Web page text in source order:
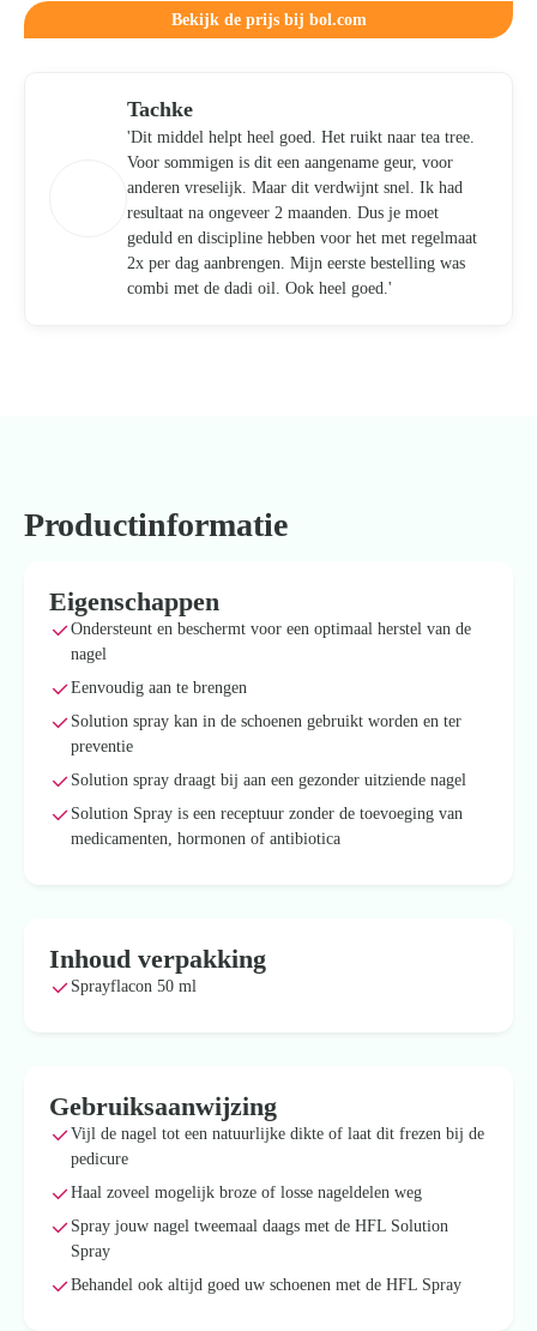
Bekijk de prijs bij bol.com
Tachke
'Dit middel helpt heel goed. Het ruikt naar tea tree.
Voor sommigen is dit een aangename geur, voor
anderen vreselijk. Maar dit verdwijnt snel. Ik had
resultaat na ongeveer 2 maanden. Dus je moet
geduld en discipline hebben voor het met regelmaat
2x per dag aanbrengen. Mijn eerste bestelling was
combi met de dadi oil. Ook heel goed.'
Productinformatie
Eigenschappen
Ondersteunt en beschermt voor een optimaal herstel van de
nagel
Eenvoudig aan te brengen
Solution spray kan in de schoenen gebruikt worden en ter
preventie
Solution spray draagt bij aan een gezonder uitziende nagel
Solution Spray is een receptuur zonder de toevoeging van
medicamenten, hormonen of antibiotica
Inhoud verpakking
Sprayflacon 50 ml
Gebruiksaanwijzing
Vijl de nagel tot een natuurlijke dikte of laat dit frezen bij de
pedicure
Haal zoveel mogelijk broze of losse nageldelen weg
Spray jouw nagel tweemaal daags met de HFL Solution
Spray
Behandel ook altijd goed uw schoenen met de HFL Spray